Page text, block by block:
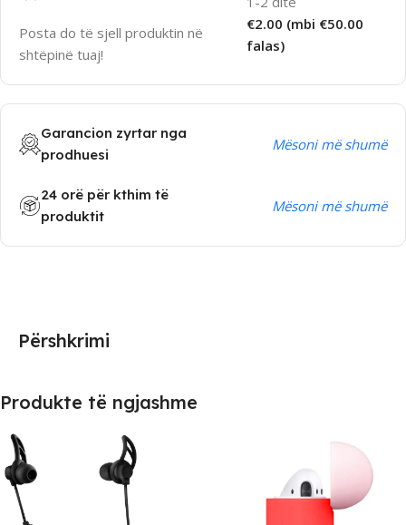
Posta do të sjell produktin në
shtëpinë tuaj!
€2.00 (mbi €50.00
falas)
Garancion zyrtar nga
prodhuesi
Mësoni më shumë
24 orë për kthim të
produktit
Mësoni më shumë
Përshkrimi
Produkte të ngjashme